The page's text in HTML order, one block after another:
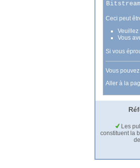
Bitstream
Ceci peut
Veuillez
Vous
Si vous
Vous
Aller à la
Les
constituent la